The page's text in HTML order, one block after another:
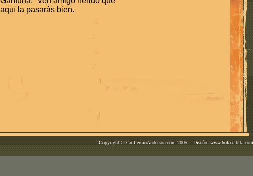
aquí la pasarás bien.
Copyright © GuillermoAnderson.com 2005 Diseño: www.holaceibita.com